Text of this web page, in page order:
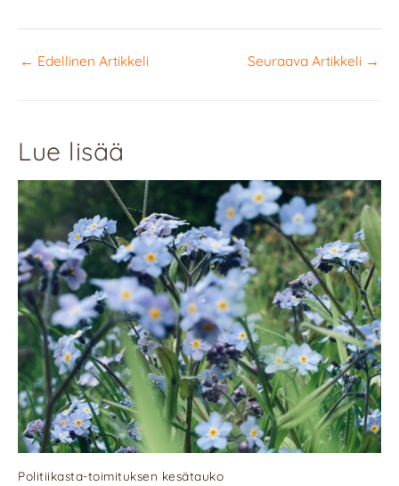
← Edellinen Artikkeli Seuraava Artikkeli →
Lue lisää
Politiikasta-toimituksen kesätauko